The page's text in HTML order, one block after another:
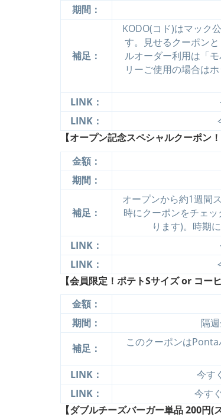
期間：
補足：
KODO(コド)はマック
す。見せるクーポン
ルオーダー利用は「
リーご使用の場合は
LINK：
LINK：
【オープン記念スペシャルクーポン
金額：
期間：
補足：
オープンから約1週間
時にクーポンをチェ
ります)。時期
LINK：
LINK：
【会員限定！ポテトSサイズ or コー
金額：
期間：
隔
補足：
このクーポンは
LINK：
今す
LINK：
今す
【ダブルチーズバーガー単品 200円(